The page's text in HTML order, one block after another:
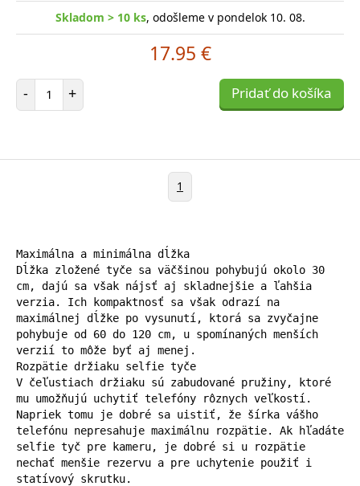
Skladom > 10 ks, odošleme v pondelok 10. 08.
17.95 €
- Počet položiek
+ Pridať do košíka
1
Maximálna a minimálna dĺžka
Dĺžka zložené tyče sa väčšinou pohybujú okolo 30
cm, dajú sa však nájsť aj skladnejšie a ľahšia
verzia. Ich kompaktnosť sa však odrazí na
maximálnej dĺžke po vysunutí, ktorá sa zvyčajne
pohybuje od 60 do 120 cm, u spomínaných menších
verzií to môže byť aj menej.
Rozpätie držiaku selfie tyče
V čeľustiach držiaku sú zabudované pružiny, ktoré
mu umožňujú uchytiť telefóny rôznych veľkostí.
Napriek tomu je dobré sa uistiť, že šírka vášho
telefónu nepresahuje maximálnu rozpätie. Ak hľadáte
selfie tyč pre kameru, je dobré si u rozpätie
nechať menšie rezervu a pre uchytenie použiť i
statívový skrutku.